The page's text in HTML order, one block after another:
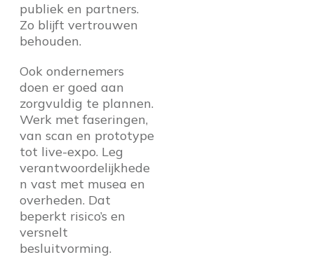
publiek en partners.
Zo blijft vertrouwen
behouden.
Ook ondernemers
doen er goed aan
zorgvuldig te plannen.
Werk met faseringen,
van scan en prototype
tot live-expo. Leg
verantwoordelijkhede
n vast met musea en
overheden. Dat
beperkt risico’s en
versnelt
besluitvorming.